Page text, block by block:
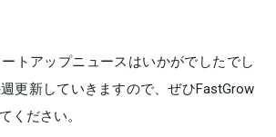
トアップニュースはいかがでしたでし
更新していきますので、ぜひFastGrow
ください。